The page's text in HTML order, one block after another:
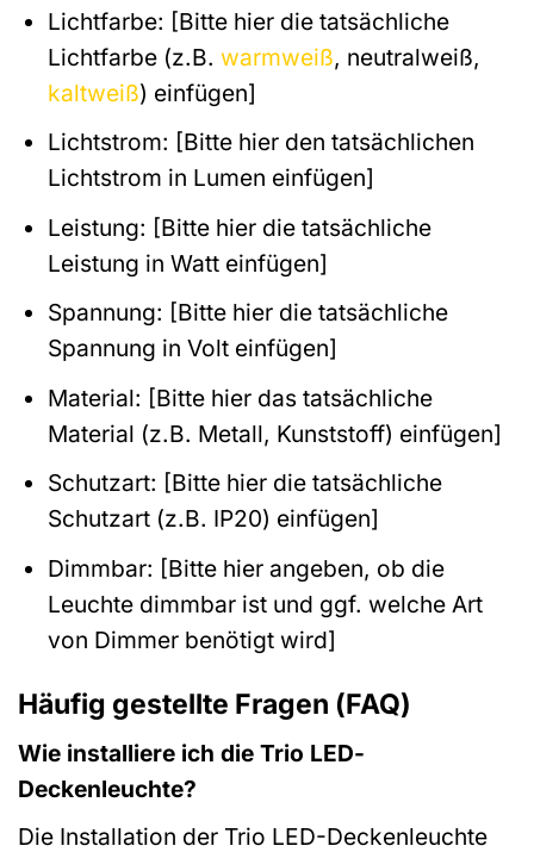
Lichtfarbe: [Bitte hier die tatsächliche
Lichtfarbe (z.B. warmweiß, neutralweiß,
kaltweiß) einfügen]
Lichtstrom: [Bitte hier den tatsächlichen
Lichtstrom in Lumen einfügen]
Leistung: [Bitte hier die tatsächliche
Leistung in Watt einfügen]
Spannung: [Bitte hier die tatsächliche
Spannung in Volt einfügen]
Material: [Bitte hier das tatsächliche
Material (z.B. Metall, Kunststoff) einfügen]
Schutzart: [Bitte hier die tatsächliche
Schutzart (z.B. IP20) einfügen]
Dimmbar: [Bitte hier angeben, ob die
Leuchte dimmbar ist und ggf. welche Art
von Dimmer benötigt wird]
Häufig gestellte Fragen (FAQ)
Wie installiere ich die Trio LED-
Deckenleuchte?
Die Installation der Trio LED-Deckenleuchte